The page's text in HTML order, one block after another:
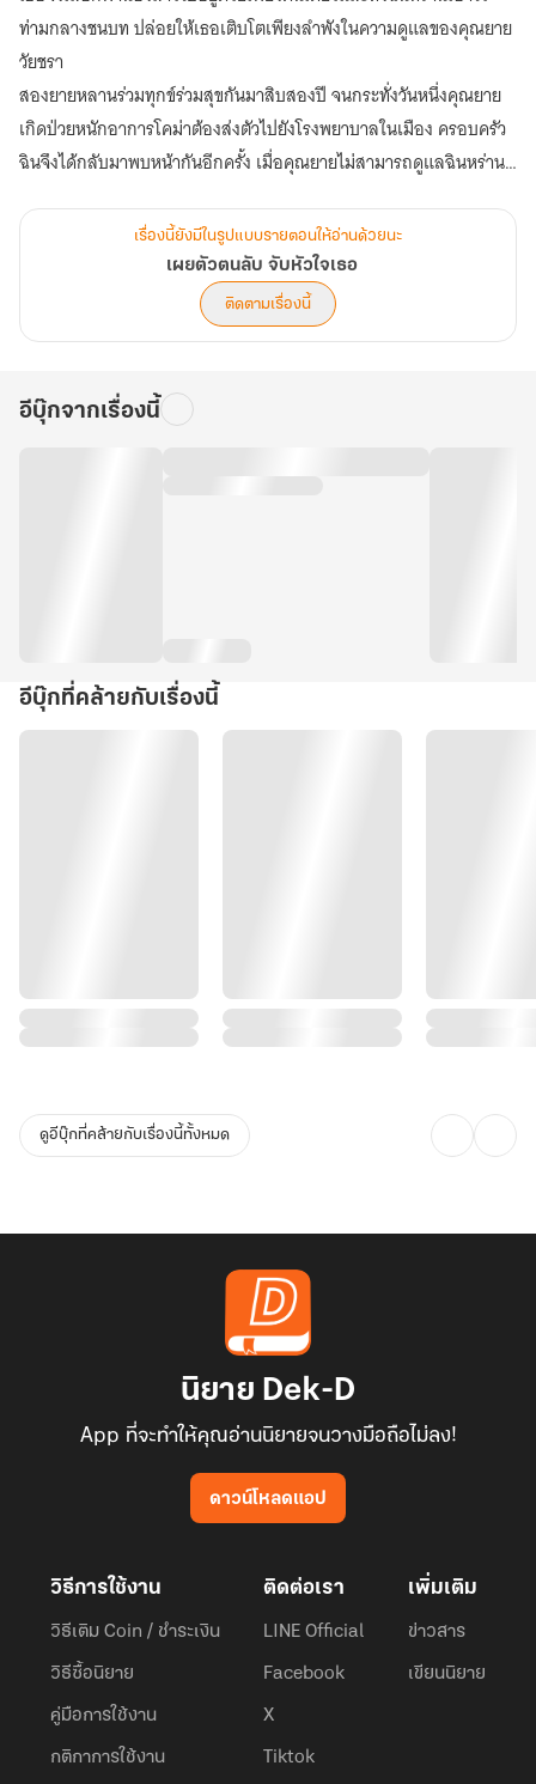
ท่ามกลางชนบท ปล่อยให้เธอเติบโตเพียงลำพังในความดูแลของคุณยาย
วัยชรา
สองยายหลานร่วมทุกข์ร่วมสุขกันมาสิบสองปี จนกระทั่งวันหนึ่งคุณยาย
เกิดป่วยหนักอาการโคม่าต้องส่งตัวไปยังโรงพยาบาลในเมือง ครอบครัว
ฉินจึงได้กลับมาพบหน้ากันอีกครั้ง เมื่อคุณยายไม่สามารถดูแลฉินหร่าน
ก็ยังไม่วายเหน็บแนมหญิงสาวอยู่ตลอดว่าอย่าทำตัวน่าขายหน้า ให้เอา
อย่างฉินอวี่ผู้เป็นน้องบ้าง
กระนั้นกลับไม่มีใครล่วงรู้เลยว่านอกจากฉินหร่านจะมีใบหน้างดงามเกิน
เด็กอายุรุ่นราวคราวเดียวกันแล้ว เธอยังมีอีกหนึ่งตัวตนปริศนาที่ซุกซ่อน
จะออกมาได้เท่ากับศูนย์ในทุกๆ วิชา เธอโง่จริงๆ หรือว่าตั้งใจกันแน่...
เช่นเดียวกับ เฉิงเจวี้ยน หมอหนุ่มประจำโรงเรียนที่แสนธรรมดาคนนั้น
เรื่องนี้ยังมีในรูปแบบรายตอนให้อ่านด้วยนะ
เผยตัวตนลับ จับหัวใจเธอ
ติดตามเรื่องนี้
อีบุ๊กจากเรื่องนี้
อีบุ๊กที่คล้ายกับเรื่องนี้
ดูอีบุ๊กที่คล้ายกับเรื่องนี้ทั้งหมด
นิยาย Dek-D
App ที่จะทำให้คุณอ่านนิยายจนวางมือถือไม่ลง!
ดาวน์โหลดแอป
วิธีการใช้งาน
วิธีเติม Coin / ชำระเงิน
วิธีซื้อนิยาย
คู่มือการใช้งาน
กติกาการใช้งาน
ติดต่อเรา
LINE Official
Facebook
X
Tiktok
เพิ่มเติม
ข่าวสาร
เขียนนิยาย